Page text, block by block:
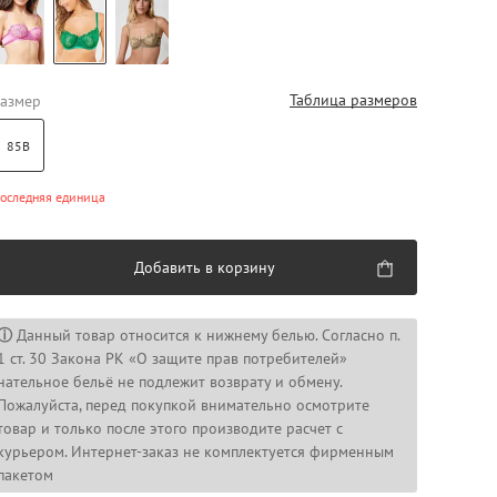
Таблица размеров
85B
единица
Добавить в корзину
Данный товар относится к нижнему белью. Согласно п.
ст. 30 Закона РК «О защите прав потребителей»
бельё не подлежит возврату и обмену.
перед покупкой внимательно осмотрите
и только после этого производите расчет с
Интернет-заказ не комплектуется фирменным